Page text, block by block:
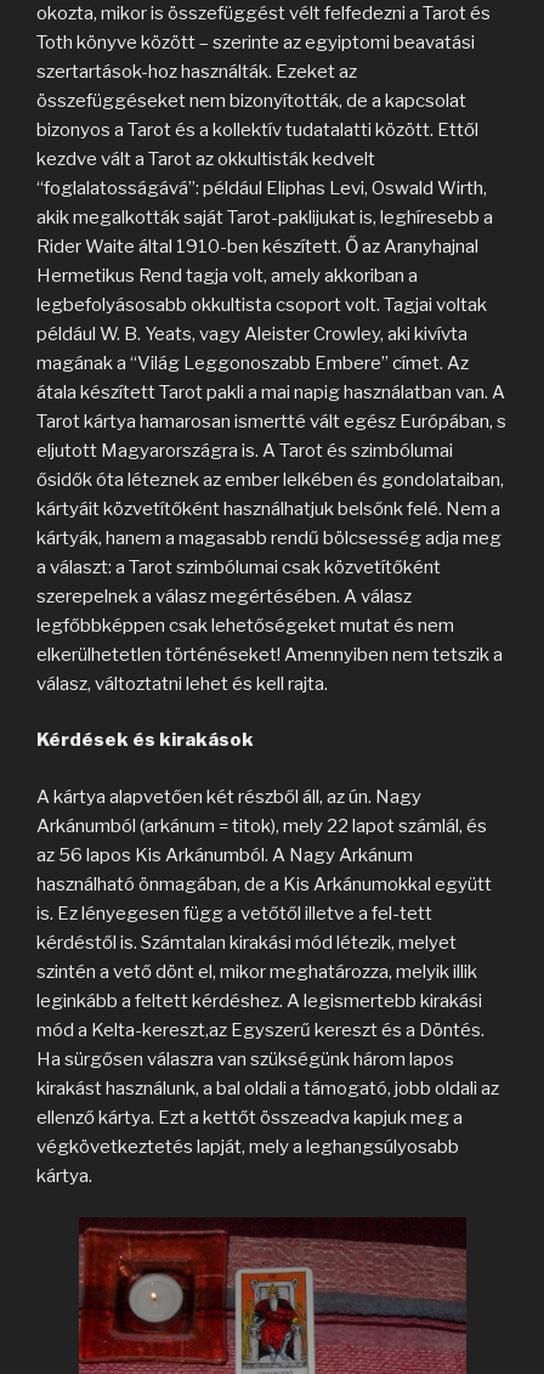
okozta, mikor is összefüggést vélt felfedezni a Tarot és
Toth könyve között – szerinte az egyiptomi beavatási
szertartások-hoz használták. Ezeket az
összefüggéseket nem bizonyították, de a kapcsolat
bizonyos a Tarot és a kollektív tudatalatti között. Ettől
kezdve vált a Tarot az okkultisták kedvelt
“foglalatosságává”: például Eliphas Levi, Oswald Wirth,
akik megalkották saját Tarot-paklijukat is, leghíresebb a
Rider Waite által 1910-ben készített. Ő az Aranyhajnal
Hermetikus Rend tagja volt, amely akkoriban a
legbefolyásosabb okkultista csoport volt. Tagjai voltak
például W. B. Yeats, vagy Aleister Crowley, aki kivívta
magának a “Világ Leggonoszabb Embere” címet. Az
átala készített Tarot pakli a mai napig használatban van. A
Tarot kártya hamarosan ismertté vált egész Európában, s
eljutott Magyarországra is. A Tarot és szimbólumai
ősidők óta léteznek az ember lelkében és gondolataiban,
kártyáit közvetítőként használhatjuk belsőnk felé. Nem a
kártyák, hanem a magasabb rendű bölcsesség adja meg
a választ: a Tarot szimbólumai csak közvetítőként
szerepelnek a válasz megértésében. A válasz
legfőbbképpen csak lehetőségeket mutat és nem
elkerülhetetlen történéseket! Amennyiben nem tetszik a
válasz, változtatni lehet és kell rajta.
Kérdések és kirakások
A kártya alapvetően két részből áll, az ún. Nagy
Arkánumból (arkánum = titok), mely 22 lapot számlál, és
az 56 lapos Kis Arkánumból. A Nagy Arkánum
használható önmagában, de a Kis Arkánumokkal együtt
is. Ez lényegesen függ a vetőtől illetve a fel-tett
kérdéstől is. Számtalan kirakási mód létezik, melyet
szintén a vető dönt el, mikor meghatározza, melyik illik
leginkább a feltett kérdéshez. A legismertebb kirakási
mód a Kelta-kereszt,az Egyszerű kereszt és a Döntés.
Ha sürgősen válaszra van szükségünk három lapos
kirakást használunk, a bal oldali a támogató, jobb oldali az
ellenző kártya. Ezt a kettőt összeadva kapjuk meg a
végkövetkeztetés lapját, mely a leghangsúlyosabb
kártya.